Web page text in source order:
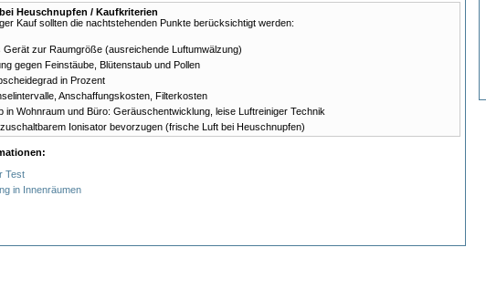
Heuschnupfen / Kaufkriterien
Kauf sollten die nachtstehenden Punkte berücksichtigt werden:
Gerät zur Raumgröße (ausreichende Luftumwälzung)
gegen Feinstäube, Blütenstaub und Pollen
in Prozent
Anschaffungskosten, Filterkosten
in Wohnraum und Büro: Geräuschentwicklung, leise Luftreiniger Technik
Ionisator bevorzugen (frische Luft bei Heuschnupfen)
Test
in Innenräumen